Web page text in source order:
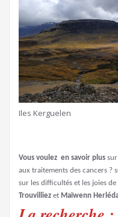
Iles Kerguelen
Vous voulez en savoir plus sur
aux traitements des cancers ?
sur les difficultés et les joies
Trouvilliez et Maïwenn